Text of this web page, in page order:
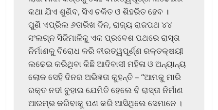
କଥା ଯିଏ ଶୁଣିବ, ସିଏ ଚକିତ ଓ ଶିହରିତ ହେବ ।
ପୁଣି ଏପ୍ରିଲ ୬ତାରିଖ ଦିନ, ରାଜ୍ୟ ରାଜପଥ ୪୪
ସଂଲଗ୍ନ ସିଜିମାଳିକୁ ଏକ ପ୍ରବେଶ ପଥରେ ରାସ୍ତା
ନିର୍ମାଣକୁ ବିରୋଧ କରି ବୀରତ୍ୱପୂର୍ଣ୍ଣ ରକ୍ତକ୍ଷୟୀ
ଲଢେଇ କରିଥିବା କିଛି ଆଦିବାସୀ ମହିଳା ଓ ଅନ୍ୟାନ୍ୟ
ଲୋକ ସେହି ଦିନର ଅଭିଜ୍ଞତା କୁହନ୍ତି – “ଆମକୁ ମାରି
ରକ୍ତ ନଦୀ ବୁହାଇ ଯେମିତି ହେଲେ ବି ରାସ୍ତା ନିର୍ମାଣ
ଆରମ୍ଭ କରିବାକୁ ପଣ କରି ଆସିଥିଲେ ସେମାନେ ।